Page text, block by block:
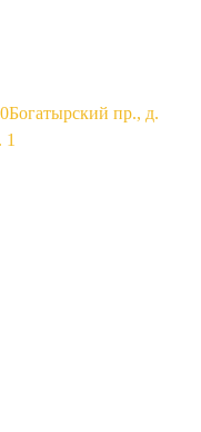
Богатырский пр., д.
1